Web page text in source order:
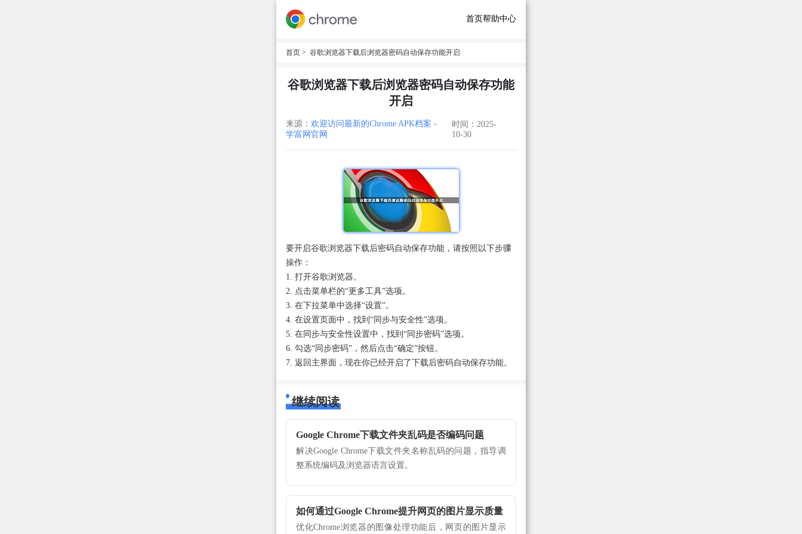
首页帮助中心
首页 > 谷歌浏览器下载后浏览器密码自动保存功能开启
谷歌浏览器下载后浏览器密码自动保存功能
开启
来源： 欢迎访问最新的Chrome APK档案 -
学富网官网
时间：2025-
10-30
要开启谷歌浏览器下载后密码自动保存功能，请按照以下步骤
操作：
1. 打开谷歌浏览器。
2. 点击菜单栏的“更多工具”选项。
3. 在下拉菜单中选择“设置”。
4. 在设置页面中，找到“同步与安全性”选项。
5. 在同步与安全性设置中，找到“同步密码”选项。
6. 勾选“同步密码”，然后点击“确定”按钮。
7. 返回主界面，现在你已经开启了下载后密码自动保存功能。
继续阅读
Google Chrome下载文件夹乱码是否编码问题
解决Google Chrome下载文件夹名称乱码的问题，指导调
整系统编码及浏览器语言设置。
如何通过Google Chrome提升网页的图片显示质量
优化Chrome浏览器的图像处理功能后，网页的图片显示